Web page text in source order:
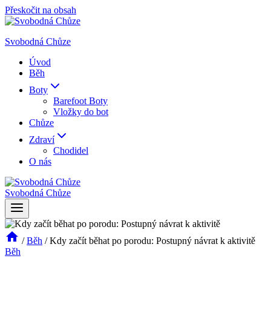
Přeskočit na obsah
Svobodná Chůze
Úvod
Běh
Boty
Barefoot Boty
Vložky do bot
Chůze
Zdraví
Chodidel
O nás
Svobodná Chůze
/ Běh / Kdy začít běhat po porodu: Postupný návrat k aktivitě
Běh